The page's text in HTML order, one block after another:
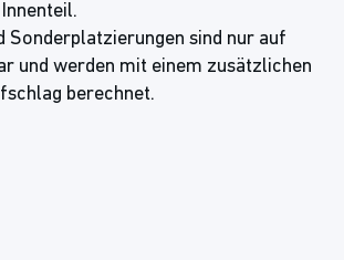
Sonderplatzierungen sind nur auf
und werden mit einem zusätzlichen
berechnet.